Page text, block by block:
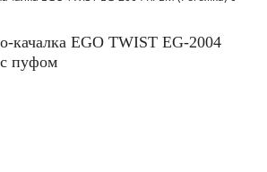
качалка EGO TWIST EG-2004
пуфом